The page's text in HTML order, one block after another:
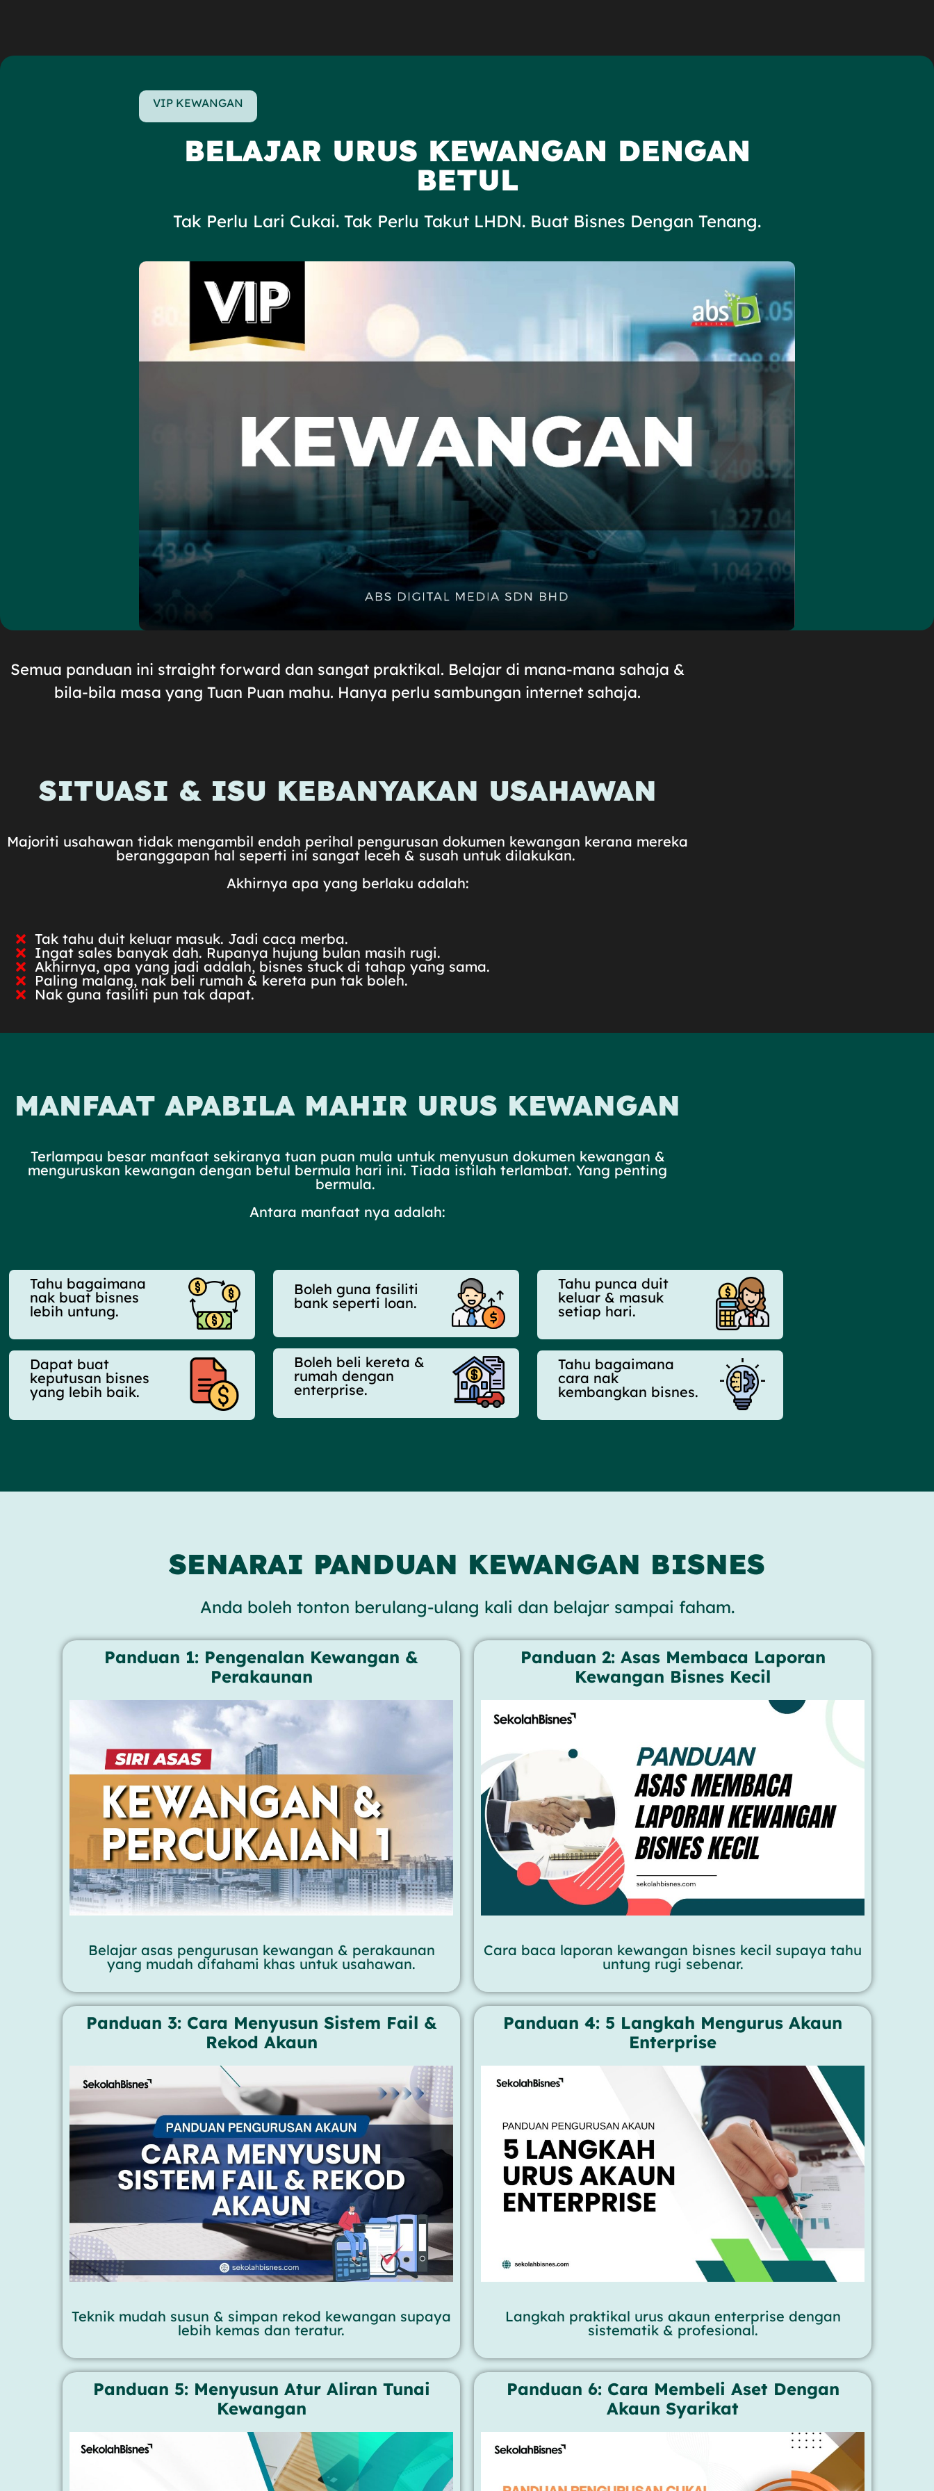
VIP KEWANGAN
BELAJAR URUS KEWANGAN DENGAN
BETUL
Tak Perlu Lari Cukai. Tak Perlu Takut LHDN. Buat Bisnes Dengan Tenang.
Semua panduan ini straight forward dan sangat praktikal. Belajar di mana-mana sahaja &
bila-bila masa yang Tuan Puan mahu. Hanya perlu sambungan internet sahaja.
SITUASI & ISU KEBANYAKAN USAHAWAN
Majoriti usahawan tidak mengambil endah perihal pengurusan dokumen kewangan kerana mereka
beranggapan hal seperti ini sangat leceh & susah untuk dilakukan.
Akhirnya apa yang berlaku adalah:
Tak tahu duit keluar masuk. Jadi caca merba.
Ingat sales banyak dah. Rupanya hujung bulan masih rugi.
Akhirnya, apa yang jadi adalah, bisnes stuck di tahap yang sama.
Paling malang, nak beli rumah & kereta pun tak boleh.
Nak guna fasiliti pun tak dapat.
MANFAAT APABILA MAHIR URUS KEWANGAN
Terlampau besar manfaat sekiranya tuan puan mula untuk menyusun dokumen kewangan &
menguruskan kewangan dengan betul bermula hari ini. Tiada istilah terlambat. Yang penting
bermula.
Antara manfaat nya adalah:
Tahu bagaimana
nak buat bisnes
lebih untung.
Dapat buat
keputusan bisnes
yang lebih baik.
Boleh guna fasiliti
bank seperti loan.
Boleh beli kereta &
rumah dengan
enterprise.
Tahu punca duit
keluar & masuk
setiap hari.
Tahu bagaimana
cara nak
kembangkan bisnes.
SENARAI PANDUAN KEWANGAN BISNES
Anda boleh tonton berulang-ulang kali dan belajar sampai faham.
Panduan 1: Pengenalan Kewangan &
Perakaunan
Belajar asas pengurusan kewangan & perakaunan
yang mudah difahami khas untuk usahawan.
Panduan 2: Asas Membaca Laporan
Kewangan Bisnes Kecil
Cara baca laporan kewangan bisnes kecil supaya tahu
untung rugi sebenar.
Panduan 3: Cara Menyusun Sistem Fail &
Rekod Akaun
Teknik mudah susun & simpan rekod kewangan supaya
lebih kemas dan teratur.
Panduan 4: 5 Langkah Mengurus Akaun
Enterprise
Langkah praktikal urus akaun enterprise dengan
sistematik & profesional.
Panduan 5: Menyusun Atur Aliran Tunai
Kewangan
Panduan 6: Cara Membeli Aset Dengan
Akaun Syarikat